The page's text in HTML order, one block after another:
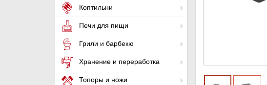
Коптильни
Печи для пищи
Грили и барбекю
Хранение и переработка
Топоры и ножи